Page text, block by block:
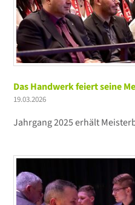
Das Handwerk feiert seine
19.03.2026
Jahrgang 2025 erhält